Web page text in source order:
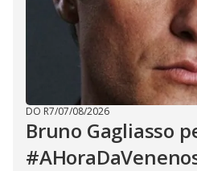
DO R7/07/08/2026
Bruno Gagliasso